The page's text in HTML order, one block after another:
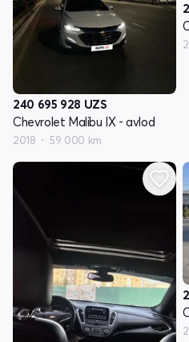
240 695 928 UZS
Chevrolet Malibu IX - avlod
2018 59 000 km